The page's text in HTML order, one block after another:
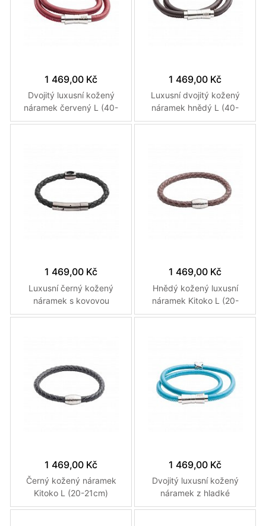
1 469,00 Kč
Dvojitý luxusní kožený
náramek červený L (40-
42cm)
1 469,00 Kč
Luxusní dvojitý kožený
náramek hnědý L (40-
42cm)
1 469,00 Kč
Luxusní černý kožený
náramek s kovovou
ozdobou L (20-21cm)
1 469,00 Kč
Hnědý kožený luxusní
náramek Kitoko L (20-
21cm)
1 469,00 Kč
Černý kožený náramek
Kitoko L (20-21cm)
1 469,00 Kč
Dvojitý luxusní kožený
náramek z hladké
tyrkysové kůže L (40-